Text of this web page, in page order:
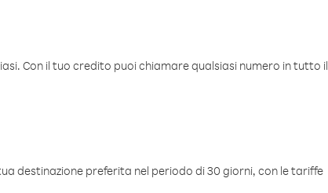
Con il tuo credito puoi chiamare qualsiasi numero in tutto il
destinazione preferita nel periodo di 30 giorni, con le tariffe